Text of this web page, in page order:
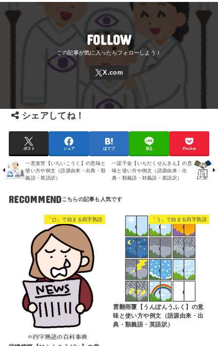
FOLLOW
シェアしてね！
ポスト シェア はてブ 送る Pocket
一意攻苦【いちいこうく】の意味と
使い方や例文（語源由来・出典・類
義語・英語訳）
一諾千金【いちだくせんきん】の意
味と使い方や例文（語源由来・出
典・類義語・対義語・英語訳）
RECOMMEND
「ひ」で始まる四字熟語 「う」で始まる四字熟語
雲翻雨覆【うんぽんうふく】の意
味と使い方や例文（語源由来・出
典・類義語・英語訳）